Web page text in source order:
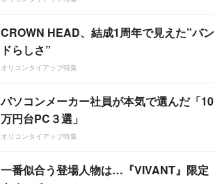
CROWN HEAD、結成1周年で見えた”バン
ドらしさ”
オリコンタイアップ特集
パソコンメーカー社員が本気で選んだ「10
万円台PC３選」
オリコンタイアップ特集
一番似合う登場人物は…『VIVANT』限定